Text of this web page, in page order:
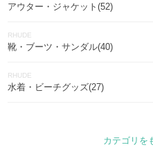
アウター・ジャケット(52)
RHUDE
靴・ブーツ・サンダル(40)
RHUDE
水着・ビーチグッズ(27)
カテゴリを